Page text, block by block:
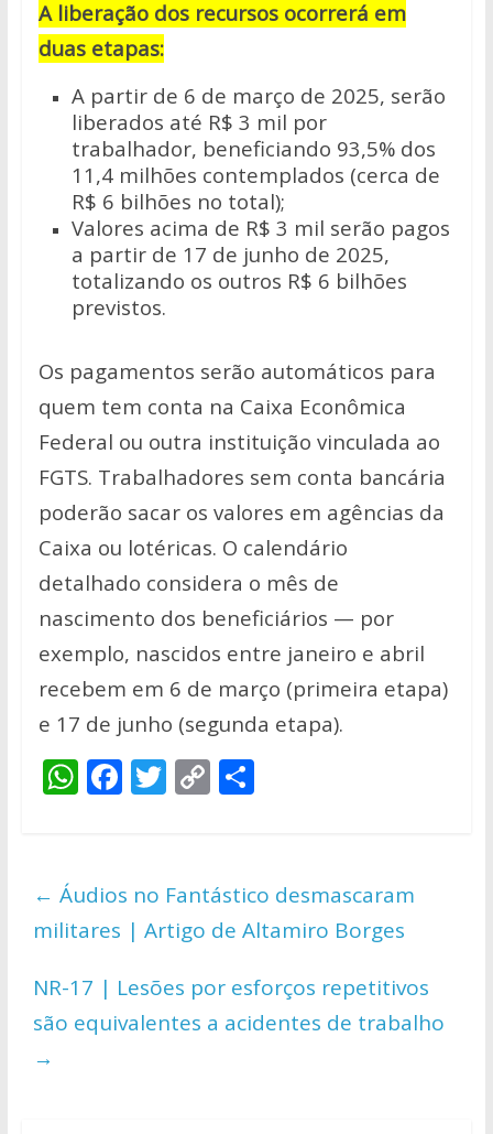
A liberação dos recursos ocorrerá em
duas etapas:
A partir de 6 de março de 2025, serão
liberados até R$ 3 mil por
trabalhador, beneficiando 93,5% dos
11,4 milhões contemplados (cerca de
R$ 6 bilhões no total);
Valores acima de R$ 3 mil serão pagos
a partir de 17 de junho de 2025,
totalizando os outros R$ 6 bilhões
previstos.
Os pagamentos serão automáticos para
quem tem conta na Caixa Econômica
Federal ou outra instituição vinculada ao
FGTS. Trabalhadores sem conta bancária
poderão sacar os valores em agências da
Caixa ou lotéricas. O calendário
detalhado considera o mês de
nascimento dos beneficiários — por
exemplo, nascidos entre janeiro e abril
recebem em 6 de março (primeira etapa)
e 17 de junho (segunda etapa).
W
s
A
p
p
F
b
o
o
k
T
er
C
y
Li
n
k
S
e
← Áudios no Fantástico desmascaram
militares | Artigo de Altamiro Borges
NR-17 | Lesões por esforços repetitivos
são equivalentes a acidentes de trabalho
→